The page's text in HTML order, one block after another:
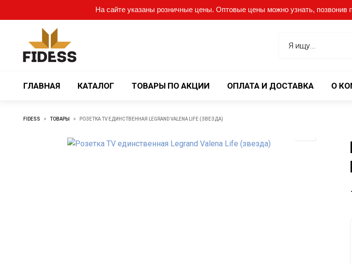
На сайте указаны розничные цены. Оптовые цены можно узнать, позвонив
ГЛАВНАЯ КАТАЛОГ ТОВАРЫ ПО АКЦИИ ОПЛАТА И ДОСТАВКА О
FIDESS > ТОВАРЫ > РОЗЕТКА TV ЕДИНСТВЕННАЯ LEGRAND VALENA LIFE (ЗВЕЗДА)